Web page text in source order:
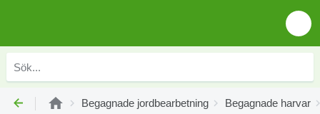
Begagnade jordbearbetning Begagnade harvar